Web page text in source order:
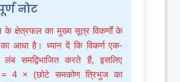
नोट
के क्षेत्रफल का मुख्य सूत्र विकर्णों के
आधा है। ध्यान दें कि विकर्ण एक-
समद्विभाजित करते हैं, इसलिए
= 4 × (छोटे समकोण त्रिभुज का